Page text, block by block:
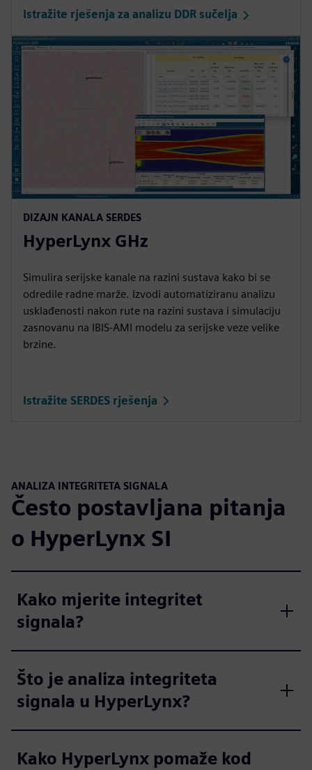
Istražite rješenja za analizu DDR sučelja
DIZAJN KANALA SERDES
HyperLynx GHz
Simulira serijske kanale na razini sustava kako bi se
odredile radne marže. Izvodi automatiziranu analizu
usklađenosti nakon rute na razini sustava i simulaciju
zasnovanu na IBIS-AMI modelu za serijske veze velike
brzine.
Istražite SERDES rješenja
ANALIZA INTEGRITETA SIGNALA
Često postavljana pitanja
o HyperLynx SI
Kako mjerite integritet
signala?
Što je analiza integriteta
signala u HyperLynx?
Kako HyperLynx pomaže kod